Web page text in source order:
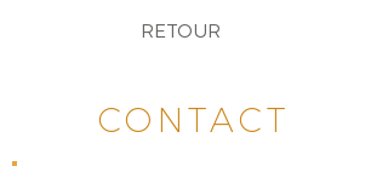
RETOUR
CONTACT